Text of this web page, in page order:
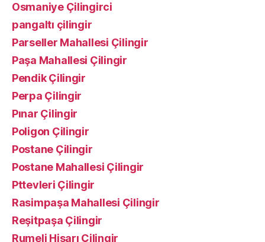
Osmaniye Çilingirci
pangaltı çilingir
Parseller Mahallesi Çilingir
Paşa Mahallesi Çilingir
Pendik Çilingir
Perpa Çilingir
Pınar Çilingir
Poligon Çilingir
Postane Çilingir
Postane Mahallesi Çilingir
Pttevleri Çilingir
Rasimpaşa Mahallesi Çilingir
Reşitpaşa Çilingir
Rumeli Hisarı Çilingir